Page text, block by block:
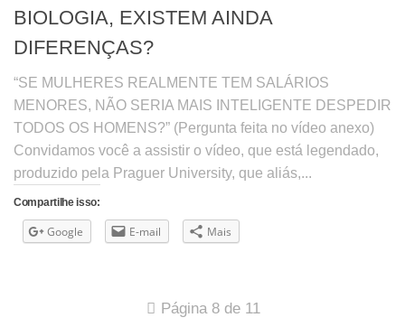
BIOLOGIA, EXISTEM AINDA
DIFERENÇAS?
“SE MULHERES REALMENTE TEM SALÁRIOS
MENORES, NÃO SERIA MAIS INTELIGENTE DESPEDIR
TODOS OS HOMENS?” (Pergunta feita no vídeo anexo)
Convidamos você a assistir o vídeo, que está legendado,
produzido pela Praguer University, que aliás,...
Compartilhe isso:
Google E-mail Mais
Página 8 de 11